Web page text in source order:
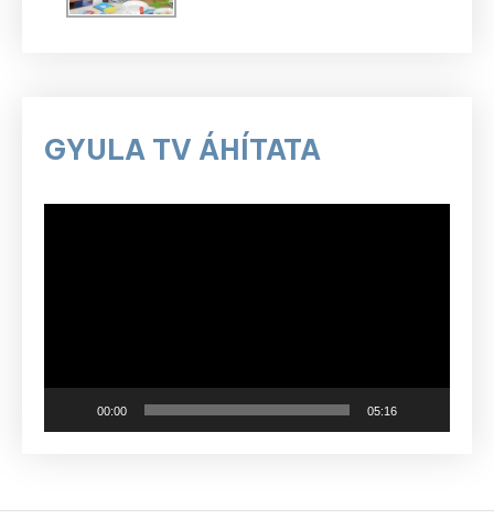
GYULA TV ÁHÍTATA
00:00 05:16